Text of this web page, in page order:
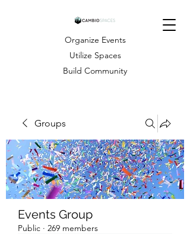
Organize Events
Utilize Spaces
Build Community
Groups
Events Group
Public · 269 members